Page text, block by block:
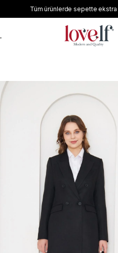
Tüm ürünlerde sepette ekstra